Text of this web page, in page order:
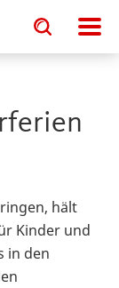
Toggle
search
input
Toggle
search
input
hält
Kinder und
in den